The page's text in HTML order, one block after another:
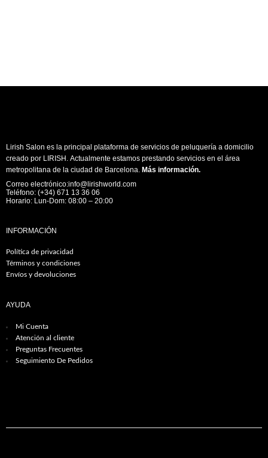
Lirish Salon es la principal plataforma de servicios de peluquería a domicilio
creado por LIRISH. Actualmente estamos prestando servicios en el área
metropolitana de la ciudad de Barcelona. Más información.
Correo electrónico:info@lirishworld.com
Teléfono: (+34) 671 13 36 06
Horario: Lun-Dom: 08:00 – 20:00
INFORMACIÓN
Política de privacidad
Términos y condiciones
Envíos y devoluciones
AYUDA
Mi Cuenta
Atención al cliente
Preguntas Frecuentes
Seguimiento De Pedidos